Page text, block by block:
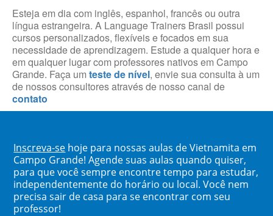
Esteja em dia com inglês, espanhol, francês ou outra
língua estrangeira. A Language Trainers Brasil possui
cursos personalizados, flexíveis e focados em sua
necessidade de aprendizagem. Estude a qualquer hora e
em qualquer lugar com professores nativos em Campo
Grande. Faça um teste de nível, envie sua consulta à um
de nossos consultores através de nosso canal de
contato
Inscreva-se hoje para nossas aulas de Vietnamita em
Campo Grande! Agende suas aulas quando quiser,
para que você sempre encontre tempo para estudar,
independentemente do horário ou local. Você nem
precisa sair de casa para se encontrar com seu
professor!